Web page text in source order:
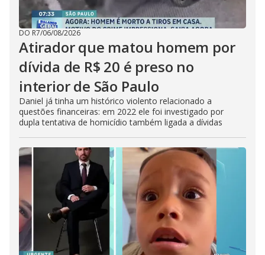
DO R7/06/08/2026
Atirador que matou homem por
dívida de R$ 20 é preso no
interior de São Paulo
Daniel já tinha um histórico violento relacionado a
questões financeiras: em 2022 ele foi investigado por
dupla tentativa de homicídio também ligada a dívidas